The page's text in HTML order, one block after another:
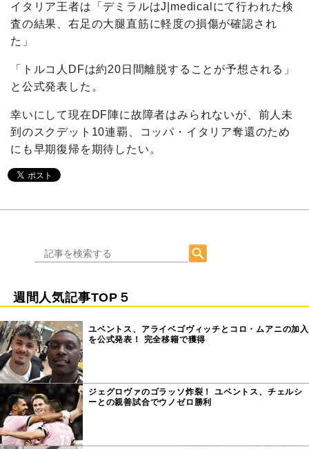
イタリア王者は「デミラルはJ|medicalにて行われた検
査の結果、右足の大腿直筋に軽度の損傷が確認され
た」
「トルコ人DFは約20日間離脱することが予想される」
と公式発表した。
幸いにして現在DF陣に故障者はみられないが、前人未
到のスクデット10連覇、コッパ・イタリア奪還のため
にも早期復帰を期待したい。
週間人気記事TOP５
ユベントス、アライベゴヴィッチとコロ・ムアニの加入
を公式発表！ 完全移籍で獲得
ジェグロヴァのゴラッソ炸裂！ ユベントス、チェルシ
ーとの親善試合でウノゼロ勝利